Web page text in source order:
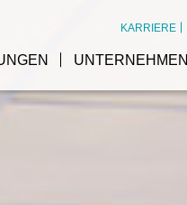
KARRIERE
UNTERNEHMEN